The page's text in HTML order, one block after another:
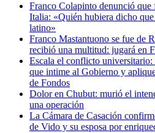
Franco Colapinto denunció
Italia: «Quién hubiera dicho
latino»
Franco Mastantuono se fue de
recibió una multitud: jugará en
Escala el conflicto universitario:
que intime al Gobierno y
de Fondos
Dolor en Chubut: murió el
una operación
La Cámara de Casación
de Vido y su esposa por